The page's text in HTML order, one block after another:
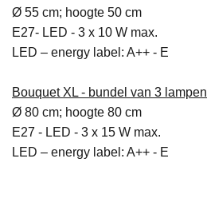
Ø 55 cm; hoogte 50 cm
E27- LED - 3 x 10 W max.
LED – energy label: A++ - E
Bouquet XL - bundel van 3 lampen
Ø 80 cm; hoogte 80 cm
E27 - LED - 3 x 15 W max.
LED – energy label: A++ - E